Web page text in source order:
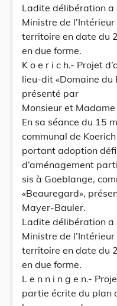
Ladite délibération
Ministre de
territoire en date du
en due forme.
K o e r i c h.- Projet
lieu-dit «Domaine du
présenté par
Monsieur et
En sa séance du 15
communal de
portant adoption
d’aménagement
sis à Goeblange,
«Beauregard»,
Mayer-Bauler.
Ladite délibération
Ministre de
territoire en date du
en due forme.
L e n n i n g e n.-
partie écrite du plan